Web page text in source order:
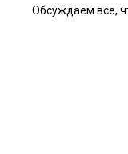
Обсуждаем всё,